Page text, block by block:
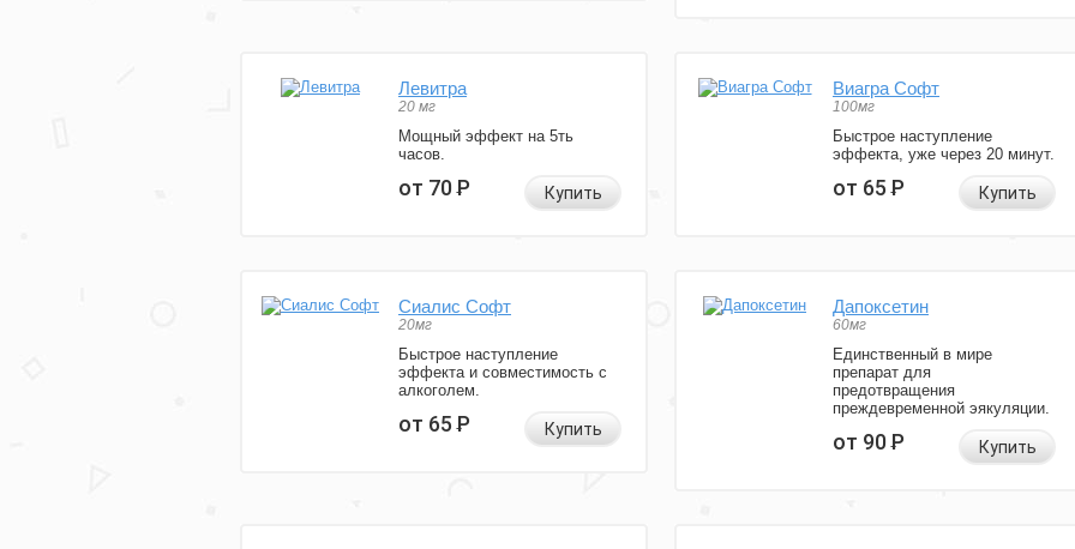
Левитра
20 мг
Мощный эффект на 5ть
часов.
от 70Р Купить
Виагра Софт
100мг
Быстрое наступление
эффекта, уже через 20 минут.
от 65Р Купить
Сиалис Софт
20мг
Быстрое наступление
эффекта и совместимость с
алкоголем.
от 65Р Купить
Дапоксетин
60мг
Единственный в мире
препарат для
предотвращения
преждевременной эякуляции.
от 90Р Купить